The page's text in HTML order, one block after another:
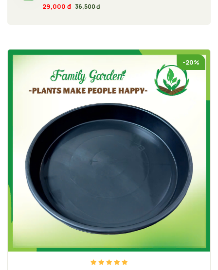
Cây Monstera - Màu sắc trụ: Đen
29,000 đ 36,500 đ
-20%